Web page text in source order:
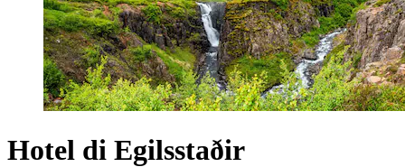
Hotel di Egilsstaðir